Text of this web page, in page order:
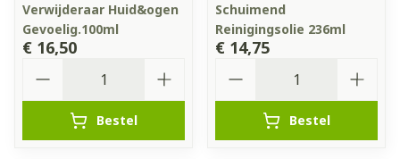
Verwijderaar Huid&ogen
Gevoelig.100ml
€ 16,50
Bestel
Schuimend
Reinigingsolie 236ml
€ 14,75
Bestel